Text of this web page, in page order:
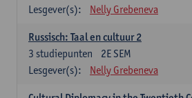
Lesgever(s):
Nelly Grebeneva
Russisch: Taal en cultuur 2
2E SEM
3 studiepunten
Lesgever(s):
Nelly Grebeneva